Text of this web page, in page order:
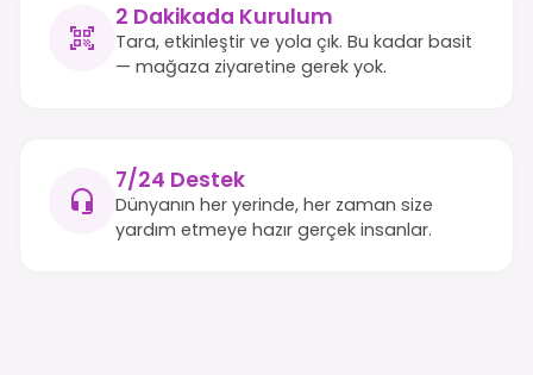
2 Dakikada Kurulum
Tara, etkinleştir ve yola çık. Bu kadar basit
— mağaza ziyaretine gerek yok.
7/24 Destek
Dünyanın her yerinde, her zaman size
yardım etmeye hazır gerçek insanlar.